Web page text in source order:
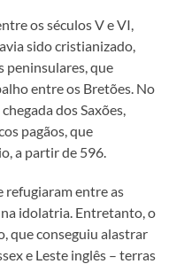
os séculos V e VI,
sido cristianizado,
peninsulares, que
entre os Bretões. No
dos Saxões,
pagãos, que
a partir de 596.
refugiaram entre as
idolatria. Entretanto, o
que conseguiu alastrar
e Leste inglês – terras